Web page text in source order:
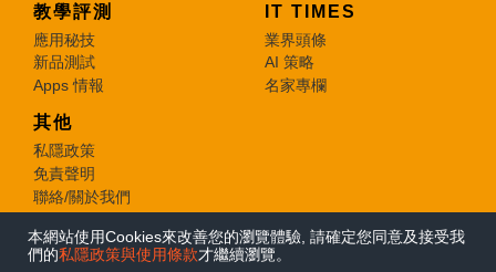
本網站使用Cookies來改善您的瀏覽體驗, 請確定您同意及接受我
們的私隱政策與使用條款才繼續瀏覽。
教學評測
應用秘技
新品測試
Apps 情報
IT TIMES
業界頭條
AI 策略
名家專欄
其他
私隱政策
免責聲明
聯絡/關於我們
© 2026 e-zone. All Rights Reserved.